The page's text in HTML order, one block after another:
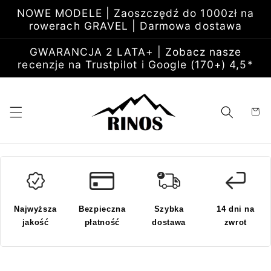
do
treści
NOWE MODELE | Zaoszczędź do 1000zł na
rowerach GRAVEL | Darmowa dostawa
GWARANCJA 2 LATA+ | Zobacz nasze
recenzje na Trustpilot i Google (170+) 4,5*
Koszyk
Najwyższa
jakość
Bezpieczna
płatność
Szybka
dostawa
14 dni na
zwrot